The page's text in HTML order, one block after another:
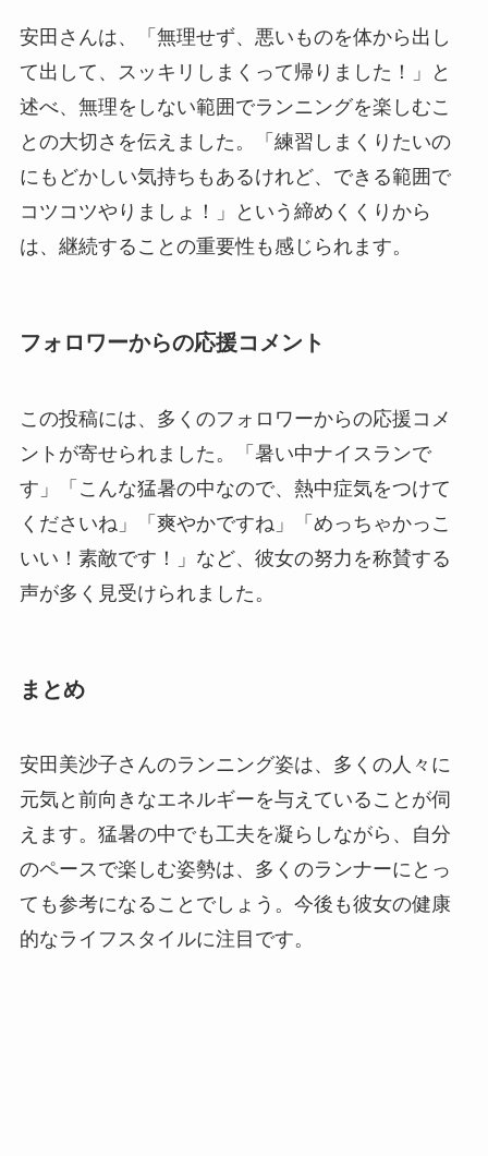
安田さんは、「無理せず、悪いものを体から出し
て出して、スッキリしまくって帰りました！」と
述べ、無理をしない範囲でランニングを楽しむこ
との大切さを伝えました。「練習しまくりたいの
にもどかしい気持ちもあるけれど、できる範囲で
コツコツやりましょ！」という締めくくりから
は、継続することの重要性も感じられます。
フォロワーからの応援コメント
この投稿には、多くのフォロワーからの応援コメ
ントが寄せられました。「暑い中ナイスランで
す」「こんな猛暑の中なので、熱中症気をつけて
くださいね」「爽やかですね」「めっちゃかっこ
いい！素敵です！」など、彼女の努力を称賛する
声が多く見受けられました。
まとめ
安田美沙子さんのランニング姿は、多くの人々に
元気と前向きなエネルギーを与えていることが伺
えます。猛暑の中でも工夫を凝らしながら、自分
のペースで楽しむ姿勢は、多くのランナーにとっ
ても参考になることでしょう。今後も彼女の健康
的なライフスタイルに注目です。